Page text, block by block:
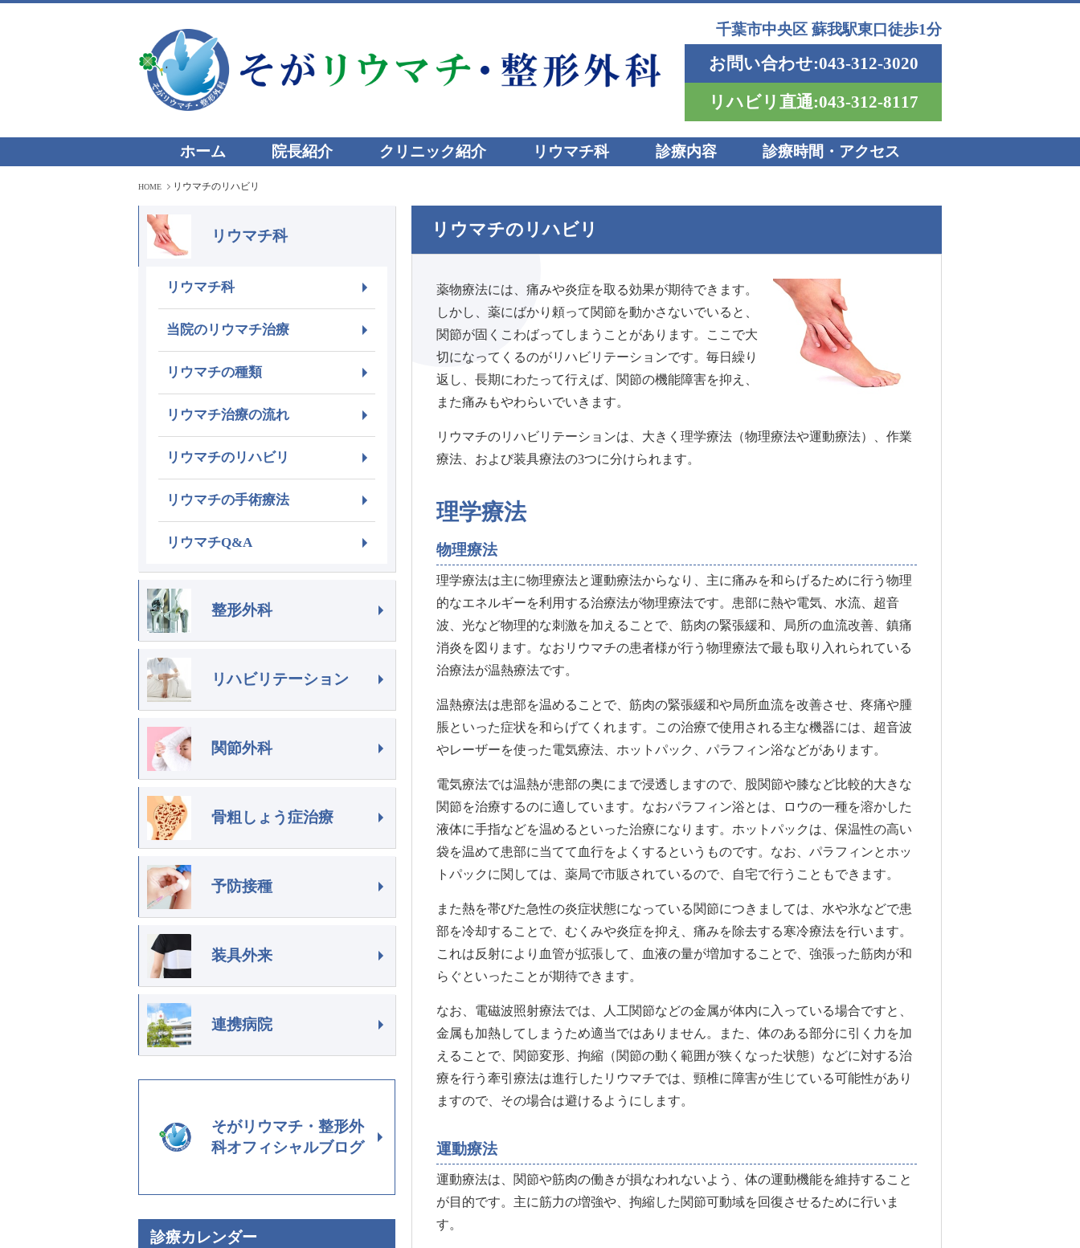
リウマチのリハビリ｜千葉県千葉市中央区蘇我のそがリウマチ・整形外
千葉市中央区 蘇我駅東口徒歩1分
お問い合わせ:043-312-3020
リハビリ直通:043-312-8117
ホーム 院長紹介 クリニック紹介 リウマチ科 診療内容 診療時間・アクセス
HOME リウマチのリハビリ
リウマチのリハビリ
薬物療法には、痛みや炎症を取る効果が期待できます。
しかし、薬にばかり頼って関節を動かさないでいると、
関節が固くこわばってしまうことがあります。ここで大
切になってくるのがリハビリテーションです。毎日繰り
返し、長期にわたって行えば、関節の機能障害を抑え、
また痛みもやわらいでいきます。
リウマチのリハビリテーションは、大きく理学療法（物理療法や運動療法）、作業
療法、および装具療法の3つに分けられます。
理学療法
物理療法
理学療法は主に物理療法と運動療法からなり、主に痛みを和らげるために行う物理
的なエネルギーを利用する治療法が物理療法です。患部に熱や電気、水流、超音
波、光など物理的な刺激を加えることで、筋肉の緊張緩和、局所の血流改善、鎮痛
消炎を図ります。なおリウマチの患者様が行う物理療法で最も取り入れられている
治療法が温熱療法です。
温熱療法は患部を温めることで、筋肉の緊張緩和や局所血流を改善させ、疼痛や腫
脹といった症状を和らげてくれます。この治療で使用される主な機器には、超音波
やレーザーを使った電気療法、ホットパック、パラフィン浴などがあります。
電気療法では温熱が患部の奥にまで浸透しますので、股関節や膝など比較的大きな
関節を治療するのに適しています。なおパラフィン浴とは、ロウの一種を溶かした
液体に手指などを温めるといった治療になります。ホットパックは、保温性の高い
袋を温めて患部に当てて血行をよくするというものです。なお、パラフィンとホッ
トパックに関しては、薬局で市販されているので、自宅で行うこともできます。
また熱を帯びた急性の炎症状態になっている関節につきましては、水や氷などで患
部を冷却することで、むくみや炎症を抑え、痛みを除去する寒冷療法を行います。
これは反射により血管が拡張して、血液の量が増加することで、強張った筋肉が和
らぐといったことが期待できます。
なお、電磁波照射療法では、人工関節などの金属が体内に入っている場合ですと、
金属も加熱してしまうため適当ではありません。また、体のある部分に引く力を加
えることで、関節変形、拘縮（関節の動く範囲が狭くなった状態）などに対する治
療を行う牽引療法は進行したリウマチでは、頸椎に障害が生じている可能性があり
ますので、その場合は避けるようにします。
運動療法
運動療法は、関節や筋肉の働きが損なわれないよう、体の運動機能を維持すること
が目的です。主に筋力の増強や、拘縮した関節可動域を回復させるために行いま
す。
リウマチ科
リウマチ科
当院のリウマチ治療
リウマチの種類
リウマチ治療の流れ
リウマチのリハビリ
リウマチの手術療法
リウマチQ&A
整形外科
リハビリテーション
関節外科
骨粗しょう症治療
予防接種
装具外来
連携病院
そがリウマチ・整形外
科オフィシャルブログ
診療カレンダー